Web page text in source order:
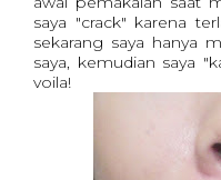
saya "crack" karena
sekarang saya hanya
saya, kemudian saya
voila!